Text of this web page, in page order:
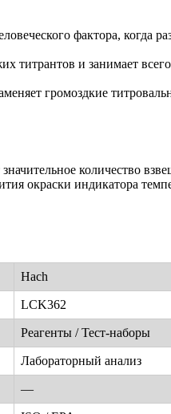
фактора, когда
титрантов и занимает
громоздкие
количество
окраски индикатора
Hach
LCK362
Реагенты / Тест-наборы
Лабораторный анализ
—